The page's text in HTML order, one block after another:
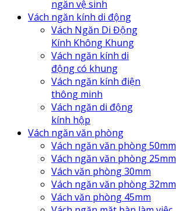
ngăn vệ sinh
Vách ngăn kính di động
Vách Ngăn Di Động
Kính Không Khung
Vách ngăn kính di
động có khung
Vách ngăn kính điện
thông minh
Vách ngăn di động
kính hộp
Vách ngăn văn phòng
Vách ngăn văn phòng 50mm
Vách ngăn văn phòng 25mm
Vách văn phòng 30mm
Vách ngăn văn phòng 32mm
Vách văn phòng 45mm